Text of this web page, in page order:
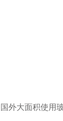
外大面积使用